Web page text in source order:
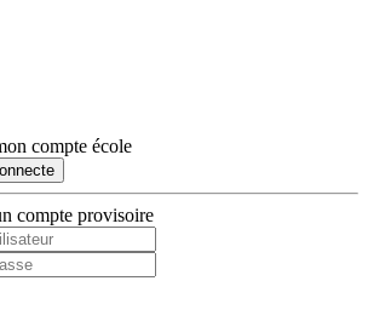
compte école
compte provisoire